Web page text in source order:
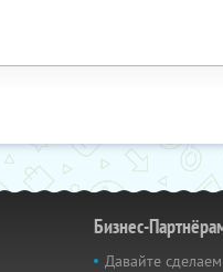
Бизнес-
Давайте